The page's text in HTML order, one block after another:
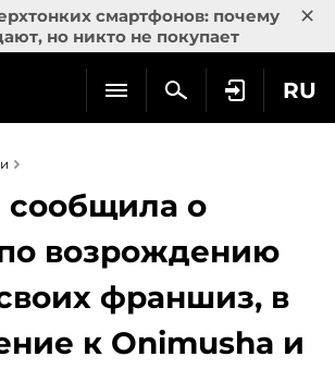
смартфонов: почему
но никто не покупает
×
RU
сообщила о
возрождению
франшиз, в
к Onimusha и